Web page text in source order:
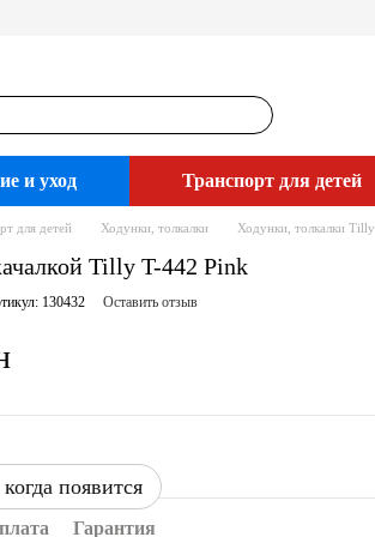
и уход Транспорт для детей
для детей Ходунки, толкалки Ходунки, толкалки Tilly
Tilly T-442 Pink
130432 Оставить отзыв
появится
Гарантия